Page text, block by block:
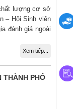
lượng cơ sở
– Hội Sinh viên
đánh giá ngoài
Xem tiếp...
THÀNH PHỐ